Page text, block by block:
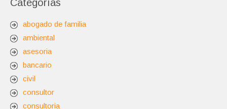
Categorías
abogado de familia
ambiental
asesoria
bancario
civil
consultor
consultoria